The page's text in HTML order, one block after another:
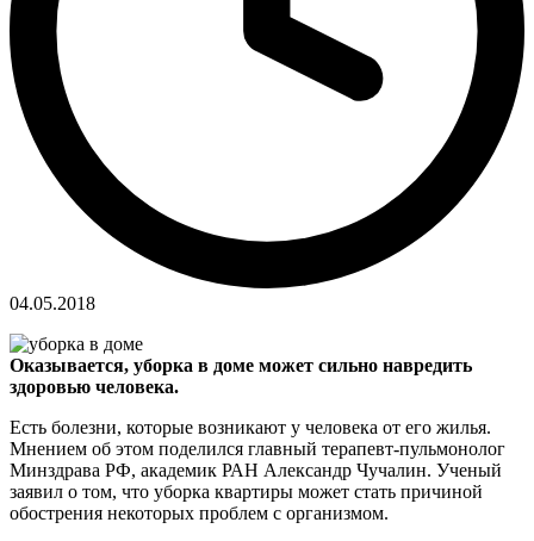
04.05.2018
Оказывается, уборка в доме может сильно навредить
здоровью человека.
Есть болезни, которые возникают у человека от его жилья.
Мнением об этом поделился главный терапевт-пульмонолог
Минздрава РФ, академик РАН Александр Чучалин. Ученый
заявил о том, что уборка квартиры может стать причиной
обострения некоторых проблем с организмом.